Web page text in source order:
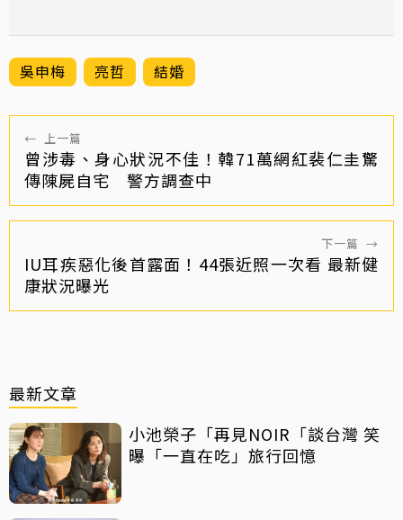
吳申梅 亮哲 結婚
← 上一篇
曾涉毒、身心狀況不佳！韓71萬網紅裴仁圭驚
傳陳屍自宅 警方調查中
下一篇 →
IU耳疾惡化後首露面！44張近照一次看 最新健
康狀況曝光
最新文章
小池榮子「再見NOIR「談台灣 笑
曝「一直在吃」旅行回憶